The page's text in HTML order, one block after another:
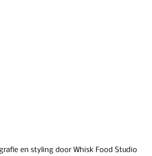
en styling door Whisk Food Studio